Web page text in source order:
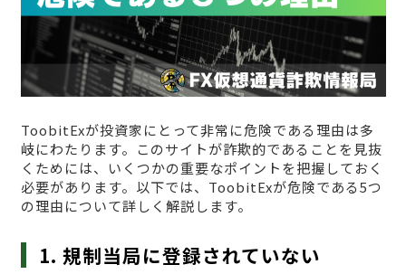
ToobitExが投資家にとって非常に危険である理由は多
岐にわたります。このサイトが詐欺的であることを見抜
くためには、いくつかの重要なポイントを把握しておく
必要があります。以下では、ToobitExが危険である5つ
の理由について詳しく解説します。
1. 規制当局に登録されていない